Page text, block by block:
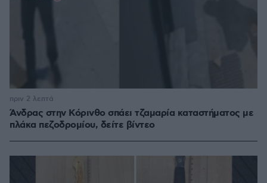
Άνδρας στην Κόρινθο σπάει τζαμαρία καταστήματος με
πλάκα πεζοδρομίου, δείτε βίντεο
πριν 2 λεπτά